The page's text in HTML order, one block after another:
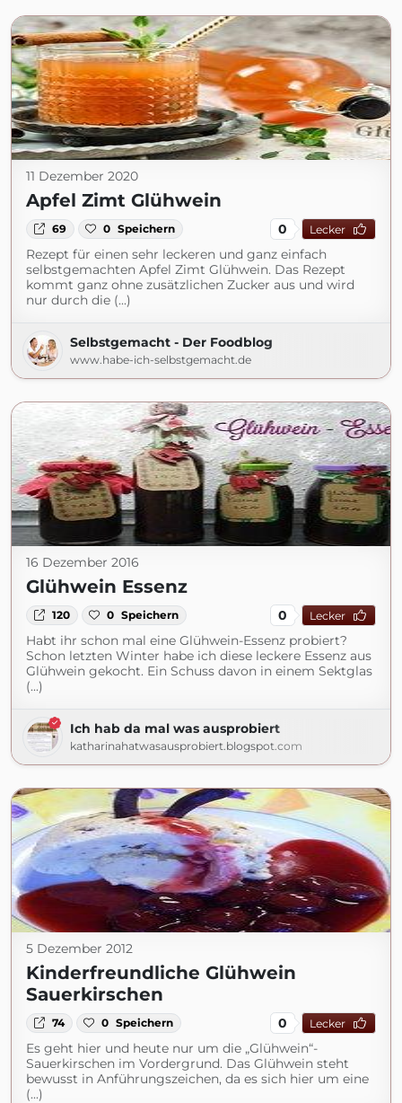
11 Dezember 2020
Apfel Zimt Glühwein
69 0 Speichern 0 Lecker
Rezept für einen sehr leckeren und ganz einfach
selbstgemachten Apfel Zimt Glühwein. Das Rezept
kommt ganz ohne zusätzlichen Zucker aus und wird
nur durch die (...)
Selbstgemacht - Der Foodblog
www.habe-ich-selbstgemacht.de
16 Dezember 2016
Glühwein Essenz
120 0 Speichern 0 Lecker
Habt ihr schon mal eine Glühwein-Essenz probiert?
Schon letzten Winter habe ich diese leckere Essenz aus
Glühwein gekocht. Ein Schuss davon in einem Sektglas
(...)
Ich hab da mal was ausprobiert
katharinahatwasausprobiert.blogspot.com
5 Dezember 2012
Kinderfreundliche Glühwein
Sauerkirschen
74 0 Speichern 0 Lecker
Es geht hier und heute nur um die „Glühwein“-
Sauerkirschen im Vordergrund. Das Glühwein steht
bewusst in Anführungszeichen, da es sich hier um eine
(...)